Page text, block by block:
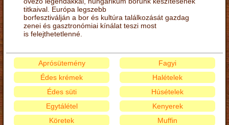
titkaival. Európa legszebb
borfesztiválján a bor és kultúra találkozását gazdag
zenei és gasztronómiai kínálat teszi most
is felejthetetlenné.
Aprósütemény
Édes krémek
Édes süti
Egytálétel
Fagyi
Halételek
Húsételek
Kenyerek
Köretek
Muffin